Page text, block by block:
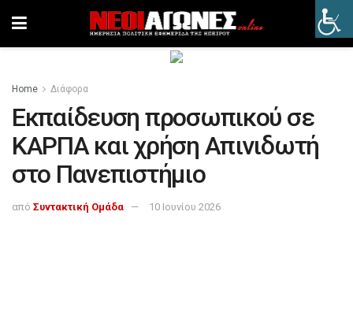
Home Διάφορα
Εκπαίδευση προσωπικού σε
ΚΑΡΠΑ και χρήση Απινιδωτή
στο Πανεπιστήμιο
από Συντακτική Ομάδα 10 Ιουνίου 2026